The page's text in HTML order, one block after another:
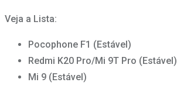
Veja a Lista:
Pocophone F1 (Estável)
Redmi K20 Pro/Mi 9T Pro (Estável)
Mi 9 (Estável)